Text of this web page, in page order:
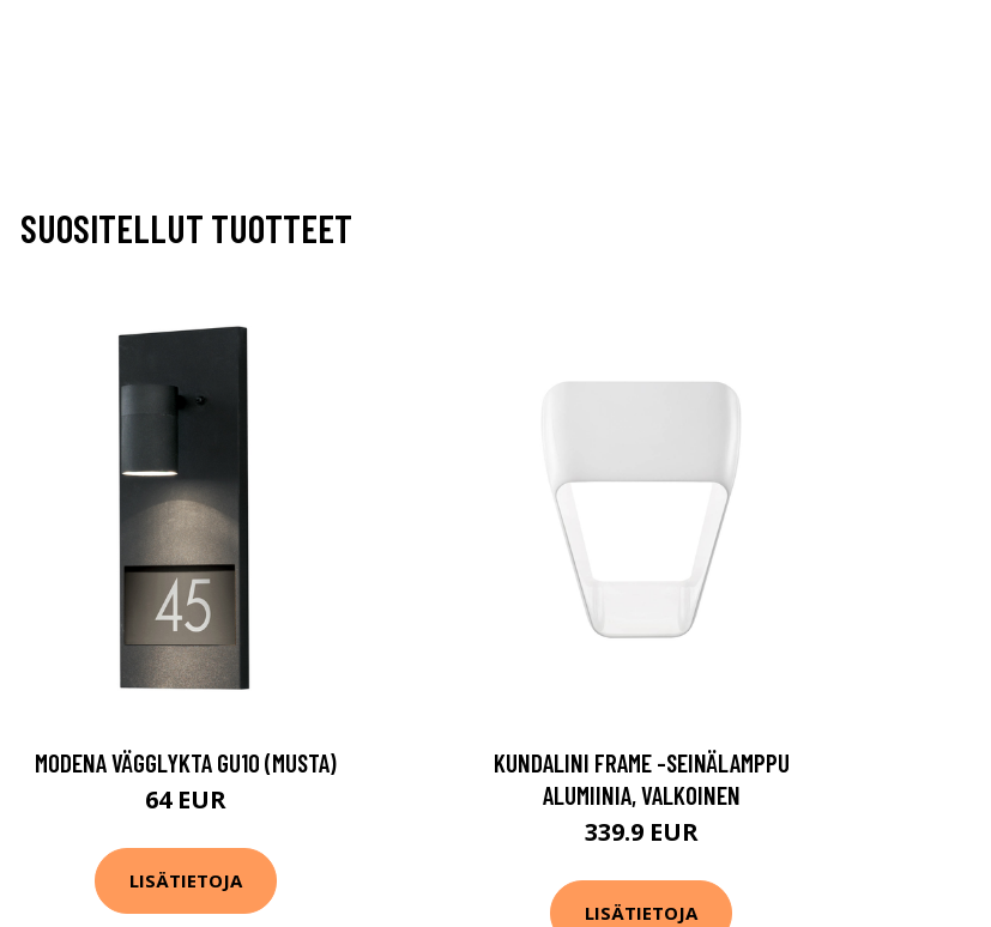
SUOSITELLUT TUOTTEET
MODENA VÄGGLYKTA GU10 (MUSTA)
64 EUR
LISÄTIETOJA
KUNDALINI FRAME -SEINÄLAMPPU
ALUMIINIA, VALKOINEN
339.9 EUR
LISÄTIETOJA